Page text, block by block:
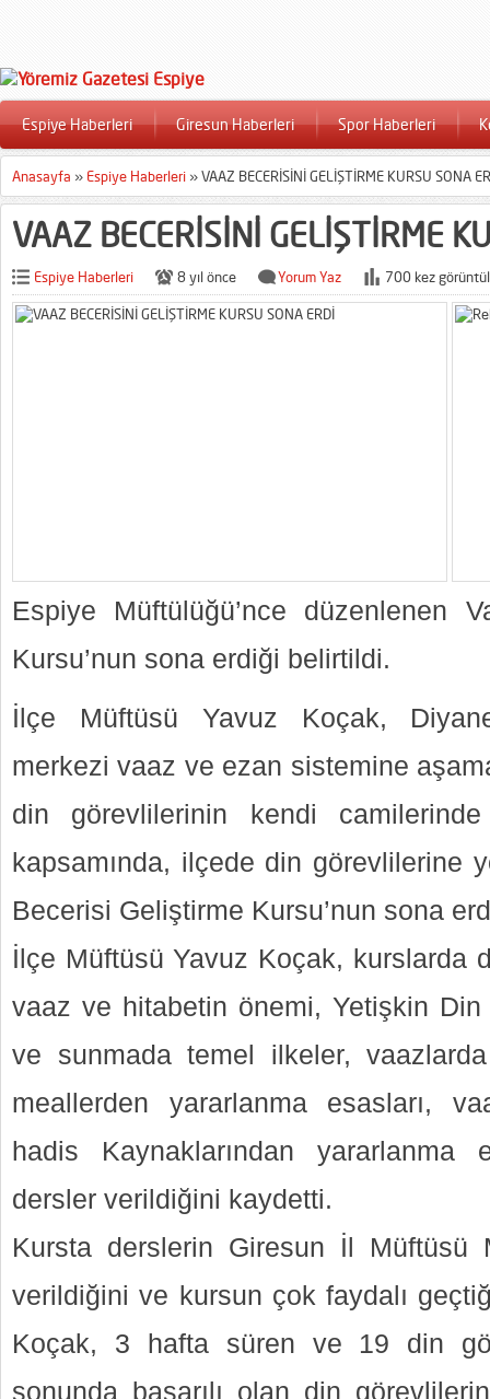
Espiye Haberleri Giresun Haberleri Spor Haberleri
Anasayfa » Espiye Haberleri »VAAZ BECERİSİNİ GELİŞTİRME KURSU SONA
VAAZ BECERİSİNİ GELİŞTİRME
Espiye Haberleri 8 yıl önce Yorum Yaz 700 kez
Espiye Müftülüğü’nce düzenlenen
Kursu’nun sona erdiği belirtildi.
İlçe Müftüsü Yavuz Koçak,
merkezi vaaz ve ezan sistemine
din görevlilerinin kendi
kapsamında, ilçede din görevlilerine
Becerisi Geliştirme Kursu’nun sona
İlçe Müftüsü Yavuz Koçak, kurslarda
vaaz ve hitabetin önemi, Yetişkin Din
ve sunmada temel ilkeler, vaazlarda
meallerden yararlanma esasları,
hadis Kaynaklarından yararlanma
dersler verildiğini kaydetti.
Kursta derslerin Giresun İl Müftüsü
verildiğini ve kursun çok faydalı
Koçak, 3 hafta süren ve 19 din
sonunda başarılı olan din